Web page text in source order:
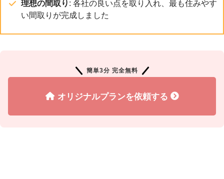
理想の間取り : 各社の良い点を取り入れ、最も住みやす
い間取りが完成しました
簡単3分 完全無料
オリジナルプランを依頼する